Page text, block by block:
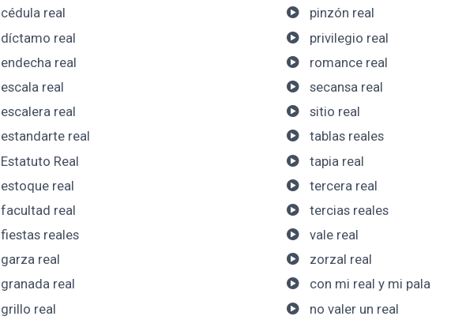
cédula real
díctamo real
endecha real
escala real
escalera real
estandarte real
Estatuto Real
estoque real
facultad real
fiestas reales
garza real
granada real
grillo real
pinzón real
privilegio real
romance real
secansa real
sitio real
tablas reales
tapia real
tercera real
tercias reales
vale real
zorzal real
con mi real y mi pala
no valer un real